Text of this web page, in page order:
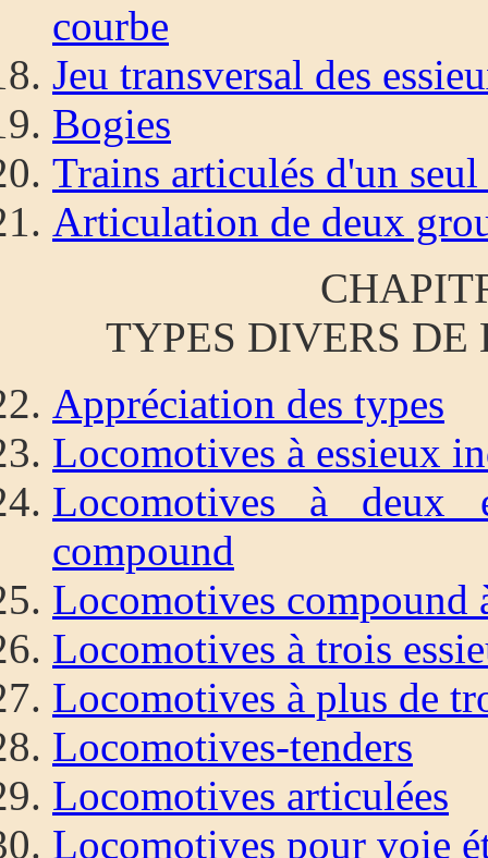
courbe
Jeu transversal des
Bogies
Trains articulés d'un seul
Articulation de deux
TYPES DIVERS
Appréciation des types
Locomotives à essieux
Locomotives à deux
compound
Locomotives compound
Locomotives à trois
Locomotives à plus de
Locomotives-tenders
Locomotives articulées
Locomotives pour voie